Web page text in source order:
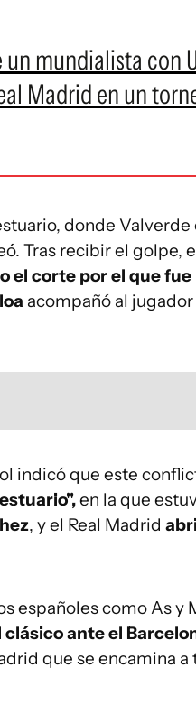
mundialista con
Madrid en un
donde
Tras recibir el golpe,
el corte por el que
acompañó al
indicó que este
en la que
, y el Real Madrid
españoles como As y
ante el
que se encamina